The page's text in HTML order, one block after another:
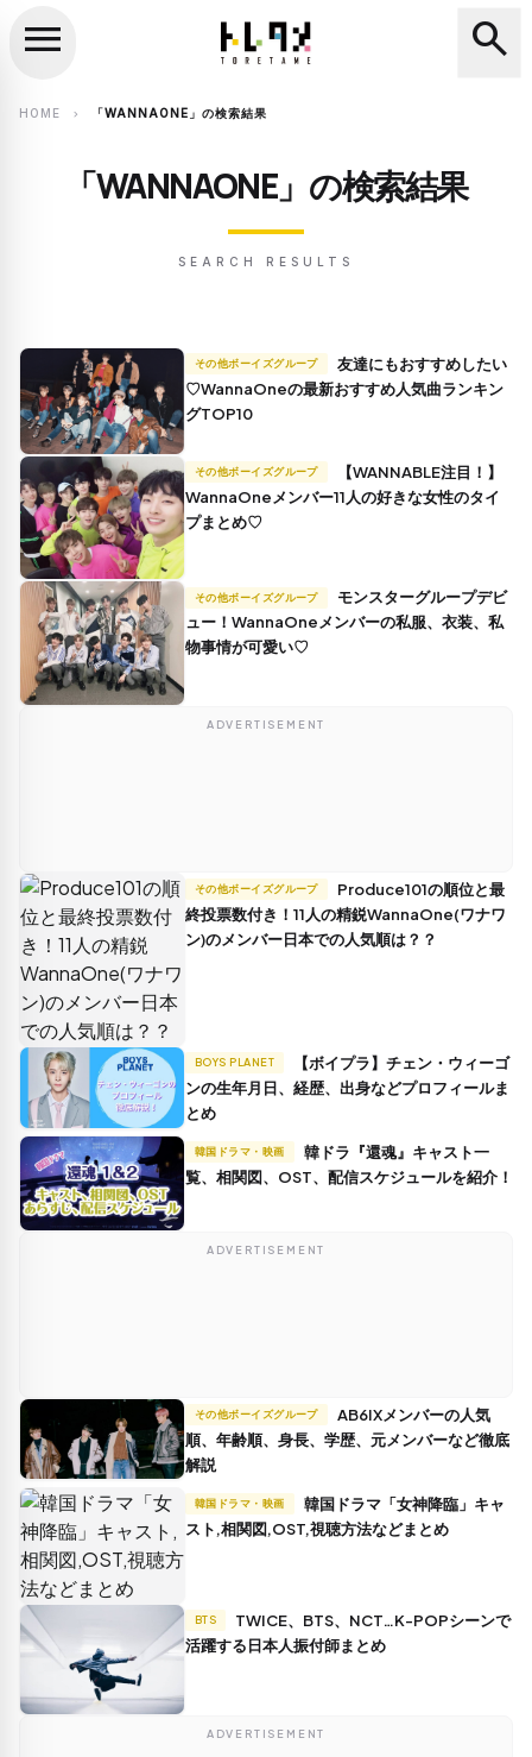
search
menu search
HOME chevron_right 「WANNAONE」の検索結果
「WANNAONE」の検索結果
SEARCH RESULTS
その他ボーイズグループ
♡WannaOneの最新おすすめ人気曲ランキン
グTOP10
その他ボーイズグループ
WannaOneメンバー11人の好きな女性のタイ
プまとめ♡
その他ボーイズグループ
ュー！WannaOneメンバーの私服、衣装、私
物事情が可愛い♡
ADVERTISEMENT
その他ボーイズグループ
終投票数付き！11人の精鋭WannaOne(ワナワ
ン)のメンバー日本での人気順は？？
BOYS PLANET
ンの生年月日、経歴、出身などプロフィールま
とめ
韓国ドラマ・映画
覧、相関図、OST、配信スケジュールを紹介！
ADVERTISEMENT
その他ボーイズグループ
順、年齢順、身長、学歴、元メンバーなど徹底
解説
韓国ドラマ・映画
スト,相関図,OST,視聴方法などまとめ
BTS
活躍する日本人振付師まとめ
ADVERTISEMENT